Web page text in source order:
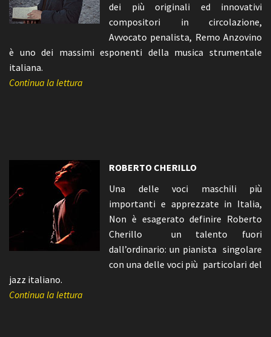
dei più originali ed innovativi
compositori in circolazione,
Avvocato penalista, Remo Anzovino
è uno dei massimi esponenti della musica strumentale
italiana.
Continua la lettura
ROBERTO CHERILLO
Una delle voci maschili più
importanti e apprezzate in Italia,
Non è esagerato definire Roberto
Cherillo un talento fuori
dall’ordinario: un pianista singolare
con una delle voci più particolari del
jazz italiano.
Continua la lettura